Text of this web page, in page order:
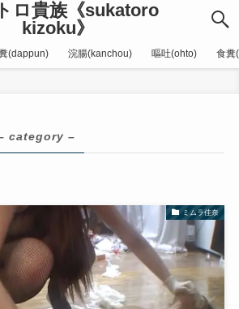
ロ貴族《sukatoro
kizoku》
(dappun) 浣腸(kanchou) 嘔吐(ohto) 食糞
category –
ミムラ佳奈